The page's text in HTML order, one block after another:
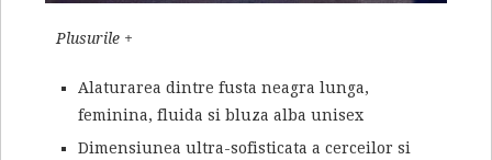
Plusurile +
Alaturarea dintre fusta neagra lunga,
feminina, fluida si bluza alba unisex
Dimensiunea ultra-sofisticata a cerceilor si